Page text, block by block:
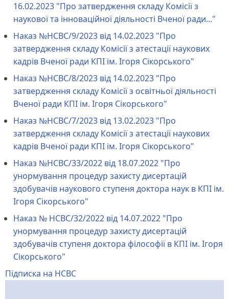
16.02.2023 "Про затвердження складу Комісії з
наукової та інноваційної діяльності Вченої ради..."
Наказ №НСВС/9/2023 від 14.02.2023 "Про
затвердження складу Комісії з атестації наукових
кадрів Вченої ради КПІ ім. Ігоря Сікорського"
Наказ №НСВС/8/2023 від 14.02.2023 "Про
затвердження складу Комісії з освітньої діяльності
Вченої ради КПІ ім. Ігоря Сікорського"
Наказ №НСВС/7/2023 від 13.02.2023 "Про
затвердження складу Комісії з атестації наукових
кадрів Вченої ради КПІ ім. Ігоря Сікорського"
Наказ №НСВС/33/2022 від 18.07.2022 "Про
унормування процедур захисту дисертацій
здобувачів наукового ступеня доктора наук в КПІ ім.
Ігоря Сікорського"
Наказ № НСВС/32/2022 від 14.07.2022 "Про
унормування процедур захисту дисертацій
здобувачів ступеня доктора філософії в КПІ ім. Ігоря
Сікорського"
Підписка на НСВС